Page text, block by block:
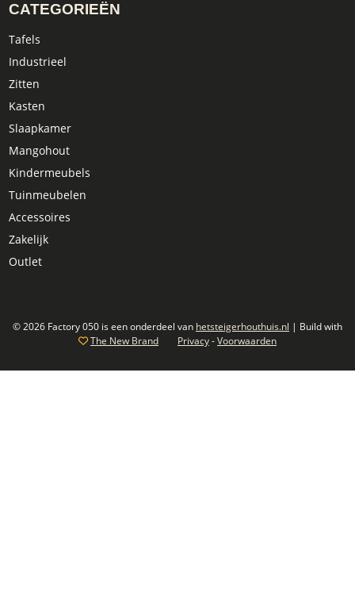
CATEGORIEËN
Tafels
Industrieel
Zitten
Kasten
Slaapkamer
Mangohout
Kindermeubels
Tuinmeubelen
Accessoires
Zakelijk
Outlet
© 2026 Factory 050 is een onderdeel van hetsteigerhouthuis.nl | Build with
The New Brand
Privacy-Voorwaarden